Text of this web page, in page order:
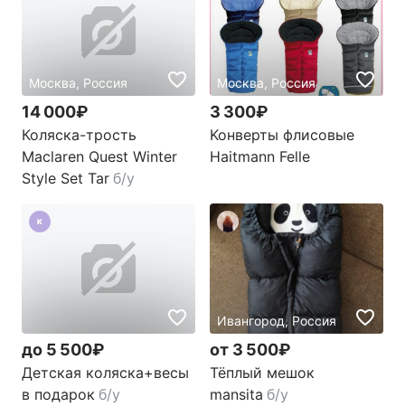
Москва, Россия
14 000₽
Коляска-трость
Maclaren Quest Winter
Style Set Tar б/у
Москва, Россия
3 300₽
Koнверты флисовые
Haitmann Felle
K
до 5 500₽
Детская коляска+весы
в подарок б/у
Ивангород, Россия
от 3 500₽
Тёплый мешок
mansita б/у